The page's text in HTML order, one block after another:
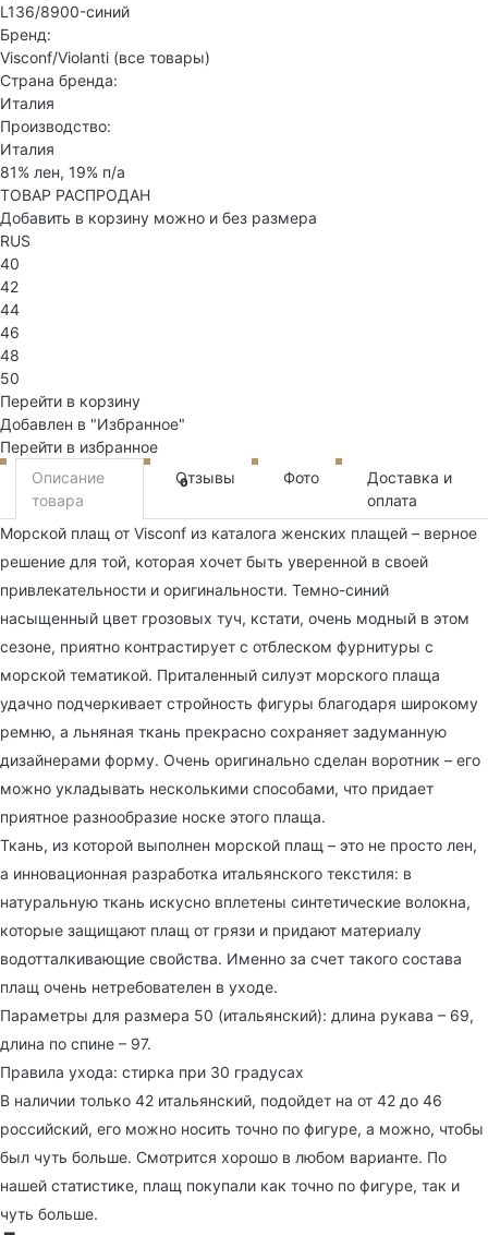
L136/8900-синий
Бренд:
Visconf/Violanti (все товары)
Страна бренда:
Италия
Производство:
Италия
81% лен, 19% п/а
ТОВАР РАСПРОДАН
Добавить в корзину можно и без размера
RUS
40
42
44
46
48
50
Перейти в корзину
Добавлен в "Избранное"
Перейти в избранное
Описание
товара
Отзывы
0 Фото
Доставка и
оплата
Морской плащ от Visconf из каталога женских плащей – верное
решение для той, которая хочет быть уверенной в своей
привлекательности и оригинальности. Темно-синий
насыщенный цвет грозовых туч, кстати, очень модный в этом
сезоне, приятно контрастирует с отблеском фурнитуры с
морской тематикой. Приталенный силуэт морского плаща
удачно подчеркивает стройность фигуры благодаря широкому
ремню, а льняная ткань прекрасно сохраняет задуманную
дизайнерами форму. Очень оригинально сделан воротник – его
можно укладывать несколькими способами, что придает
приятное разнообразие носке этого плаща.
Ткань, из которой выполнен морской плащ – это не просто лен,
а инновационная разработка итальянского текстиля: в
натуральную ткань искусно вплетены синтетические волокна,
которые защищают плащ от грязи и придают материалу
водотталкивающие свойства. Именно за счет такого состава
плащ очень нетребователен в уходе.
Параметры для размера 50 (итальянский): длина рукава – 69,
длина по спине – 97.
Правила ухода: стирка при 30 градусах
В наличии только 42 итальянский, подойдет на от 42 до 46
российский, его можно носить точно по фигуре, а можно, чтобы
был чуть больше. Смотрится хорошо в любом варианте. По
нашей статистике, плащ покупали как точно по фигуре, так и
чуть больше.